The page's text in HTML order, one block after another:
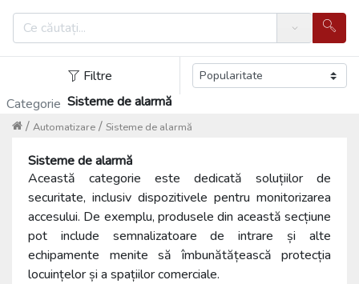
Search
Filtre
Categorie Sisteme de alarmă
Sisteme de alarmă
/
Automatizare
/
Sisteme de alarmă
Această categorie este dedicată soluțiilor de
securitate, inclusiv dispozitivele pentru monitorizarea
accesului. De exemplu, produsele din această secțiune
pot include semnalizatoare de intrare și alte
echipamente menite să îmbunătățească protecția
locuințelor și a spațiilor comerciale.